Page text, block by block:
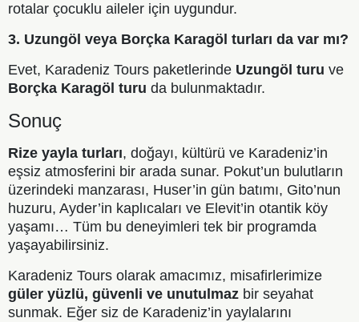
rotalar çocuklu aileler için uygundur.
3. Uzungöl veya Borçka Karagöl turları da var mı?
Evet, Karadeniz Tours paketlerinde Uzungöl turu ve
Borçka Karagöl turu da bulunmaktadır.
Sonuç
Rize yayla turları, doğayı, kültürü ve Karadeniz’in
eşsiz atmosferini bir arada sunar. Pokut’un bulutların
üzerindeki manzarası, Huser’in gün batımı, Gito’nun
huzuru, Ayder’in kaplıcaları ve Elevit’in otantik köy
yaşamı… Tüm bu deneyimleri tek bir programda
yaşayabilirsiniz.
Karadeniz Tours olarak amacımız, misafirlerimize
güler yüzlü, güvenli ve unutulmaz bir seyahat
sunmak. Eğer siz de Karadeniz’in yaylalarını